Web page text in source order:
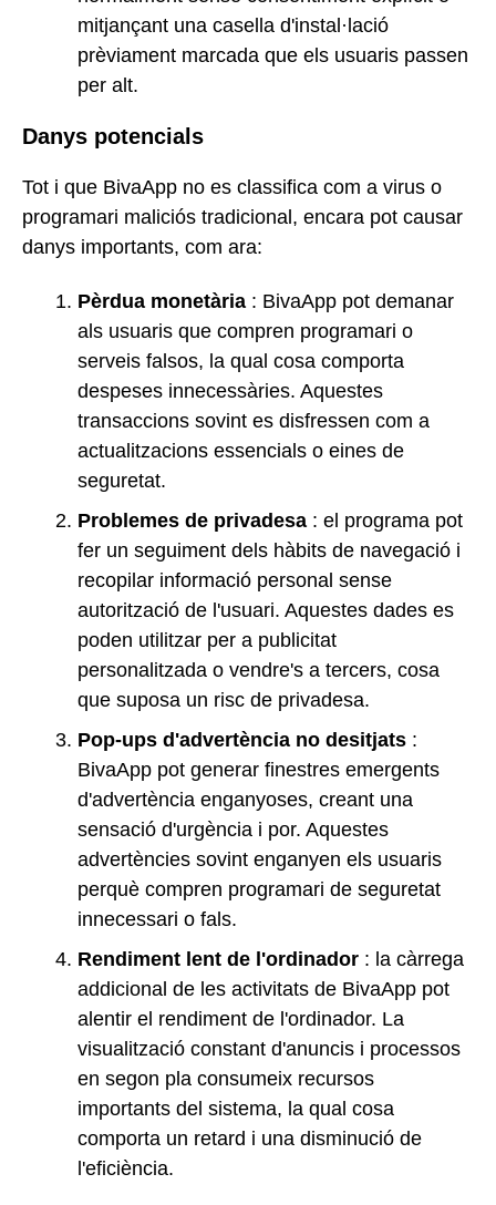
mitjançant una casella d'instal·lació
prèviament marcada que els usuaris passen
per alt.
Danys potencials
Tot i que BivaApp no es classifica com a virus o
programari maliciós tradicional, encara pot causar
danys importants, com ara:
Pèrdua monetària : BivaApp pot demanar
als usuaris que compren programari o
serveis falsos, la qual cosa comporta
despeses innecessàries. Aquestes
transaccions sovint es disfressen com a
actualitzacions essencials o eines de
seguretat.
Problemes de privadesa : el programa pot
fer un seguiment dels hàbits de navegació i
recopilar informació personal sense
autorització de l'usuari. Aquestes dades es
poden utilitzar per a publicitat
personalitzada o vendre's a tercers, cosa
que suposa un risc de privadesa.
Pop-ups d'advertència no desitjats :
BivaApp pot generar finestres emergents
d'advertència enganyoses, creant una
sensació d'urgència i por. Aquestes
advertències sovint enganyen els usuaris
perquè compren programari de seguretat
innecessari o fals.
Rendiment lent de l'ordinador : la càrrega
addicional de les activitats de BivaApp pot
alentir el rendiment de l'ordinador. La
visualització constant d'anuncis i processos
en segon pla consumeix recursos
importants del sistema, la qual cosa
comporta un retard i una disminució de
l'eficiència.